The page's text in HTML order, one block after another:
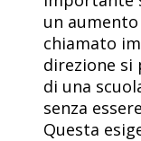
un
chiamato
direzione si
di una
senza
Questa